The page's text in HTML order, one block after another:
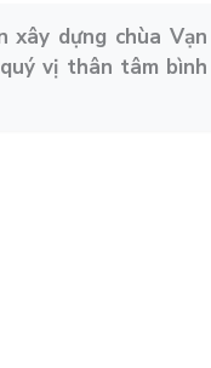
xây dựng chùa Vạn
vị thân tâm bình